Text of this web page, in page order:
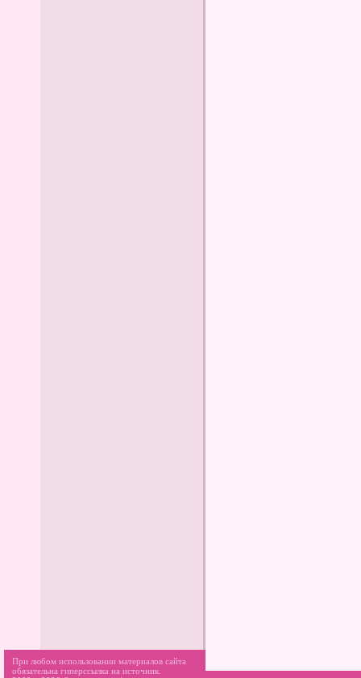
При любом использовании материалов сайта
обязательна гиперссылка на источник.